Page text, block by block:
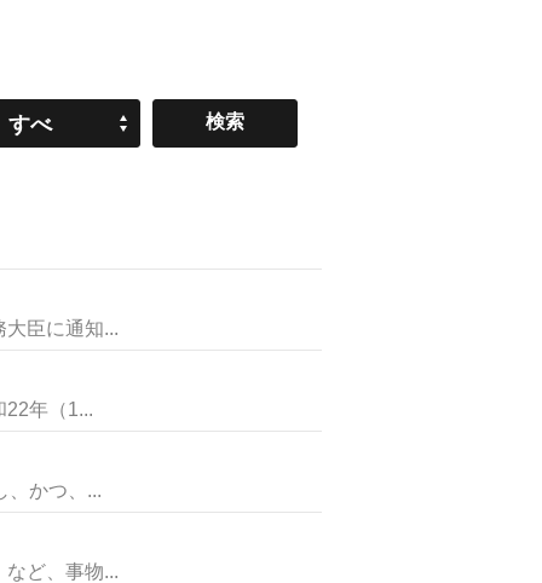
すべ
臣に通知...
年（1...
かつ、...
ど、事物...